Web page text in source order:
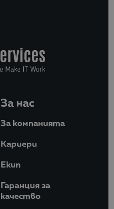
За нас
За компанията
Кариери
Eкип
Гаранция за
качество